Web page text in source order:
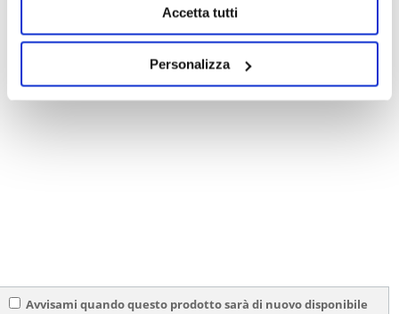
Accetta tutti
Personalizza
Avvisami quando questo prodotto sarà di nuovo disponibile